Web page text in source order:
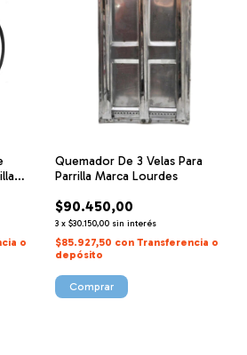
o
Quemador De 3 Velas Para
Parrilla Marca Lourdes
$90.450,00
3 x $30.150,00 sin interés
$85.927,50 con Transferencia o
depósito